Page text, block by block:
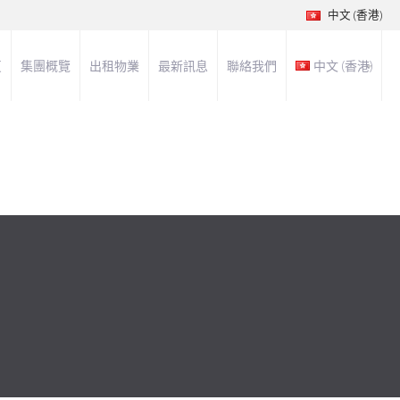
中文 (香港)
集團概覽 出租物業 最新訊息 聯絡我們 中文 (香港)